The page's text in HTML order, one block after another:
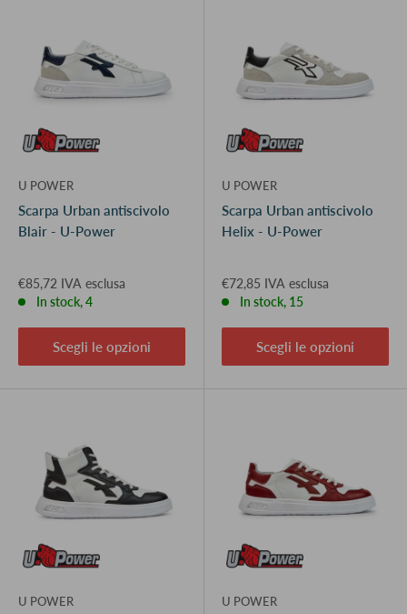
U POWER
Scarpa Urban antiscivolo
Blair - U-Power
€85,72 IVA esclusa
In stock, 4
Scegli le opzioni
U POWER
Scarpa Urban antiscivolo
Helix - U-Power
€72,85 IVA esclusa
In stock, 15
Scegli le opzioni
U POWER U POWER